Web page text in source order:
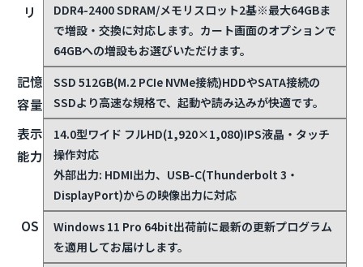
リ
DDR4-2400 SDRAM/メモリスロット2基※最大64GBま
で増設・交換に対応します。カート画面のオプションで
64GBへの増設もお選びいただけます。
記憶
容量
SSD 512GB(M.2 PCIe NVMe接続)HDDやSATA接続の
SSDより高速な規格で、起動や読み込みが快適です。
表示
能力
14.0型ワイド フルHD(1,920×1,080)IPS液晶・タッチ
操作対応
外部出力: HDMI出力、USB-C(Thunderbolt 3・
DisplayPort)からの映像出力に対応
OS Windows 11 Pro 64bit出荷前に最新の更新プログラム
を適用してお届けします。